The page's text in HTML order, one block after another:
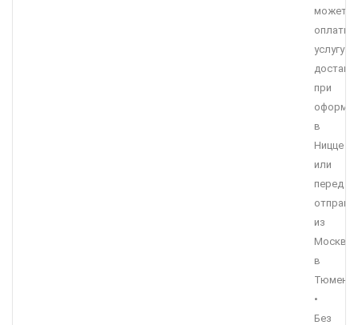
можете
услугу
при
в
Ницце
или
перед
из
Москвы
в
Тюмень.
•
Без